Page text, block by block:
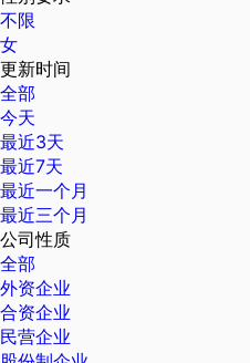
不限
女
更新时间
全部
今天
最近3天
最近7天
最近一个月
最近三个月
公司性质
全部
外资企业
合资企业
民营企业